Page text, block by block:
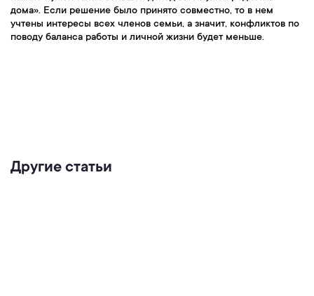
дома». Если решение было принято совместно, то в нем
учтены интересы всех членов семьи, а значит, конфликтов по
поводу баланса работы и личной жизни будет меньше.
Другие статьи